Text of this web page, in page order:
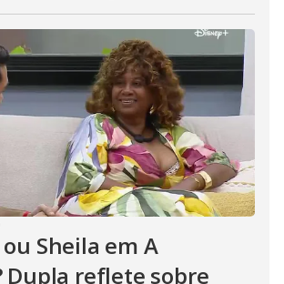
Sheila em A
Dupla reflete sobre